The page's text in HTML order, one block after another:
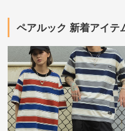
ペアルック 新着アイテ